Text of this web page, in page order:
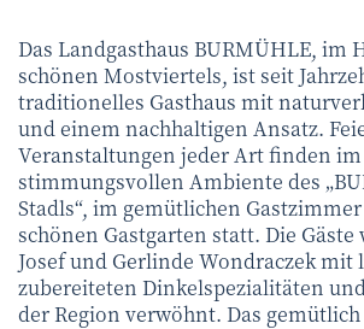
Das Landgasthaus BURMÜHLE, im
schönen Mostviertels, ist seit
traditionelles Gasthaus mit
und einem nachhaltigen Ansatz.
Veranstaltungen jeder Art finden im
stimmungsvollen Ambiente des
Stadls“, im gemütlichen
schönen Gastgarten statt. Die Gäste
Josef und Gerlinde Wondraczek mit
zubereiteten Dinkelspezialitäten
der Region verwöhnt. Das